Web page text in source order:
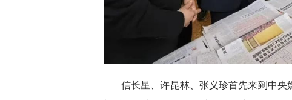
信长星、许昆林、张义珍首先来到中